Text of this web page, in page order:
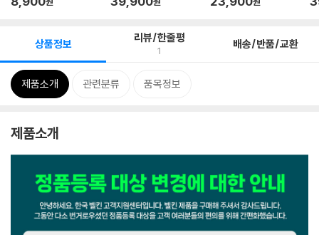
상품정보 리뷰/한줄평
1 배송/반품/교환
제품소개 관련분류 품목정보
제품소개